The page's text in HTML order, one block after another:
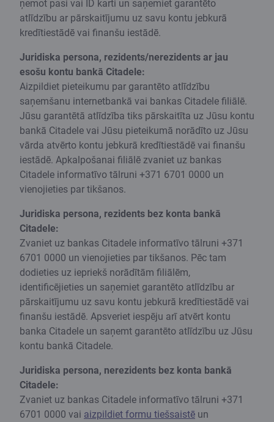
ņemot pasi vai ID karti un saņemiet garantēto
atlīdzību ar pārskaitījumu uz savu kontu jebkurā
kredītiestādē vai finanšu iestādē.
Juridiska persona, rezidents/nerezidents ar jau
esošu kontu bankā Citadele:
Aizpildiet pieteikumu par garantēto atlīdzību
saņemšanu internetbankā vai bankas Citadele filiālē.
Jūsu garantētā atlīdzība tiks pārskaitīta uz Jūsu kontu
bankā Citadele vai Jūsu pieteikumā norādīto uz Jūsu
vārda atvērto kontu jebkurā kredītiestādē vai finanšu
iestādē. Apkalpošanai filiālē zvaniet uz bankas
Citadele informatīvo tālruni +371 6701 0000 un
vienojieties par tikšanos.
Juridiska persona, rezidents bez konta bankā
Citadele:
Zvaniet uz bankas Citadele informatīvo tālruni +371
6701 0000 un vienojieties par tikšanos. Pēc tam
dodieties uz iepriekš norādītām filiālēm,
identificējieties un saņemiet garantēto atlīdzību ar
pārskaitījumu uz savu kontu jebkurā kredītiestādē vai
finanšu iestādē. Apsveriet iespēju arī atvērt kontu
banka Citadele un saņemt garantēto atlīdzību uz Jūsu
kontu bankā Citadele.
Juridiska persona, nerezidents bez konta bankā
Citadele:
Zvaniet uz bankas Citadele informatīvo tālruni +371
6701 0000 vai aizpildiet formu tiešsaistē un